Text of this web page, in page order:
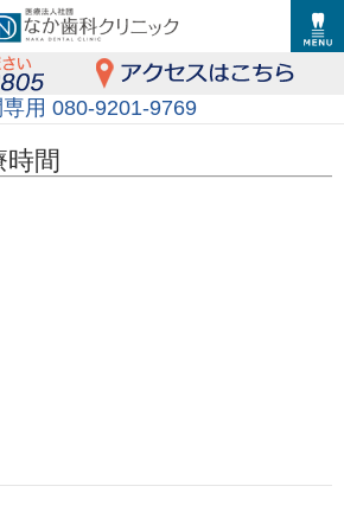
用 080-9201-9769
間